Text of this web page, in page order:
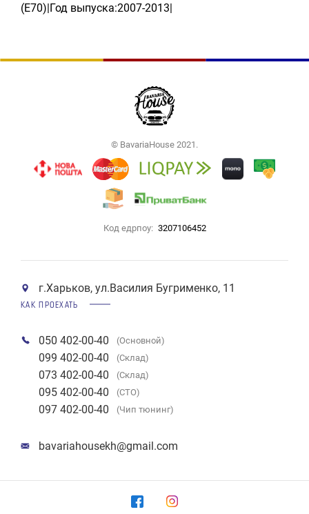
(E70)|Год выпуска:2007-2013|
© BavariaHouse 2021.
Код едрпоу: 3207106452
г.Харьков, ул.Василия Бугрименко, 11
КАК ПРОЕХАТЬ
050 402-00-40 (Основной)
099 402-00-40 (Склад)
073 402-00-40 (Склад)
095 402-00-40 (СТО)
097 402-00-40 (Чип тюнинг)
bavariahousekh@gmail.com